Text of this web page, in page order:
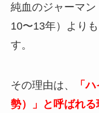
純血のジャーマ
10〜13年）より
す。
その理由は、
「
勢）」と呼ばれる